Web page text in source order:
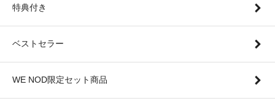
特典付き
ベストセラー
WE NOD限定セット商品